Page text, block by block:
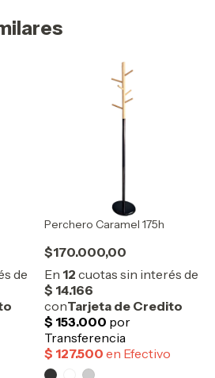
Perchero Caramel 175h
$170.000,00